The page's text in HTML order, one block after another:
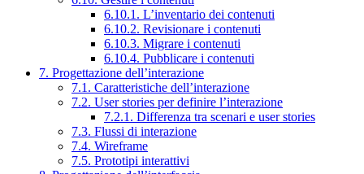
6.10.1. L’inventario dei contenuti
6.10.2. Revisionare i contenuti
6.10.3. Migrare i contenuti
6.10.4. Pubblicare i contenuti
7. Progettazione dell’interazione
7.1. Caratteristiche dell’interazione
7.2. User stories per definire l’interazione
7.2.1. Differenza tra scenari e user stories
7.3. Flussi di interazione
7.4. Wireframe
7.5. Prototipi interattivi